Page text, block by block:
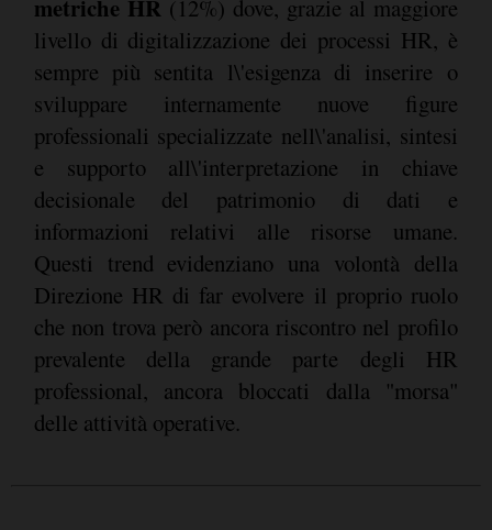
metriche HR (12%) dove, grazie al maggiore
livello di digitalizzazione dei processi HR, è
sempre più sentita l\'esigenza di inserire o
sviluppare internamente nuove figure
professionali specializzate nell\'analisi, sintesi
e supporto all\'interpretazione in chiave
decisionale del patrimonio di dati e
informazioni relativi alle risorse umane.
Questi trend evidenziano una volontà della
Direzione HR di far evolvere il proprio ruolo
che non trova però ancora riscontro nel profilo
prevalente della grande parte degli HR
professional, ancora bloccati dalla "morsa"
delle attività operative.